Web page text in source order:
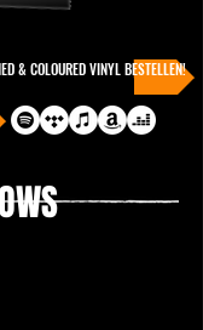
& COLOURED VINYL BESTELLEN!